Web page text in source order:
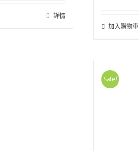
詳情
加入購物車
Sale!